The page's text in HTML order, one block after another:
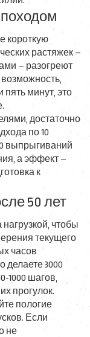
короткую
растяжек –
– разогреют
минут, это
достаточно
по 10
выпрыгиваний
а эффект –
к
50 лет
чтобы
текущего
часов
3000
шагов,
прогулок.
пологие
Если
не